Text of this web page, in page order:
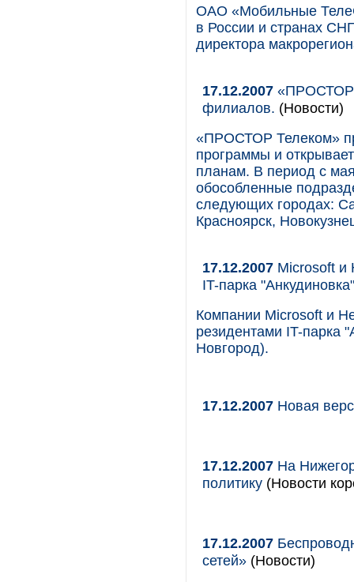
ОАО «Мобильные
в России и странах
директора
17.12.2007 «ПРОСТОР
филиалов. (Новости)
«ПРОСТОР Телеком»
программы и
планам. В период с
обособленные
следующих городах:
Красноярск,
17.12.2007 Microsoft и
IT-парка
Компании Microsoft и
резидентами IT-парка
Новгород).
17.12.2007 Новая
17.12.2007 На
политику (Новости
17.12.2007
сетей» (Новости)